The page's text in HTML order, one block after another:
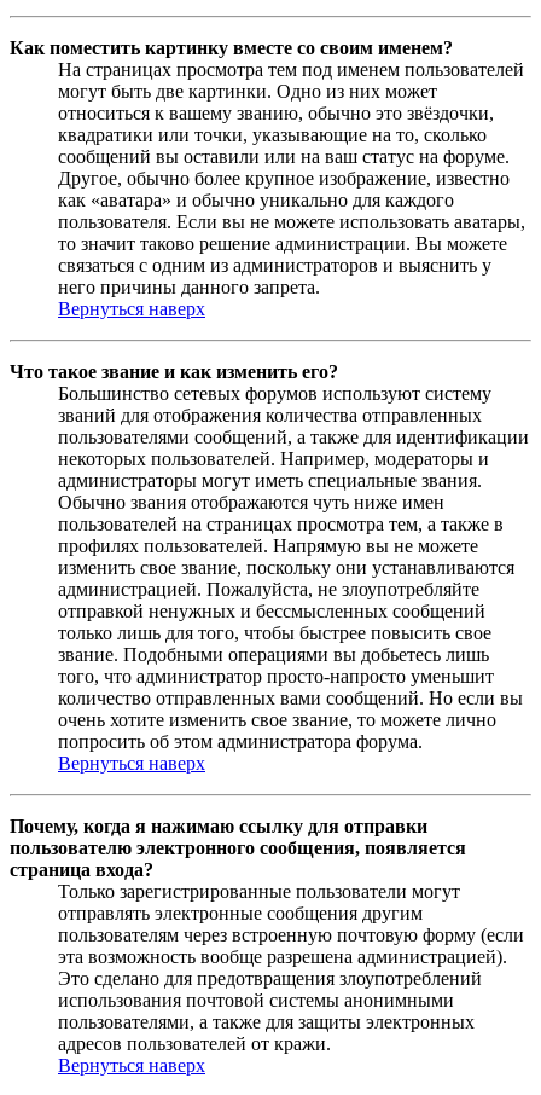
Как поместить картинку вместе со своим именем?
На страницах просмотра тем под именем пользователей
могут быть две картинки. Одно из них может
относиться к вашему званию, обычно это звёздочки,
квадратики или точки, указывающие на то, сколько
сообщений вы оставили или на ваш статус на форуме.
Другое, обычно более крупное изображение, известно
как «аватара» и обычно уникально для каждого
пользователя. Если вы не можете использовать аватары,
то значит таково решение администрации. Вы можете
связаться с одним из администраторов и выяснить у
него причины данного запрета.
Вернуться наверх
Что такое звание и как изменить его?
Большинство сетевых форумов используют систему
званий для отображения количества отправленных
пользователями сообщений, а также для идентификации
некоторых пользователей. Например, модераторы и
администраторы могут иметь специальные звания.
Обычно звания отображаются чуть ниже имен
пользователей на страницах просмотра тем, а также в
профилях пользователей. Напрямую вы не можете
изменить свое звание, поскольку они устанавливаются
администрацией. Пожалуйста, не злоупотребляйте
отправкой ненужных и бессмысленных сообщений
только лишь для того, чтобы быстрее повысить свое
звание. Подобными операциями вы добьетесь лишь
того, что администратор просто-напросто уменьшит
количество отправленных вами сообщений. Но если вы
очень хотите изменить свое звание, то можете лично
попросить об этом администратора форума.
Вернуться наверх
Почему, когда я нажимаю ссылку для отправки
пользователю электронного сообщения, появляется
страница входа?
Только зарегистрированные пользователи могут
отправлять электронные сообщения другим
пользователям через встроенную почтовую форму (если
эта возможность вообще разрешена администрацией).
Это сделано для предотвращения злоупотреблений
использования почтовой системы анонимными
пользователями, а также для защиты электронных
адресов пользователей от кражи.
Вернуться наверх